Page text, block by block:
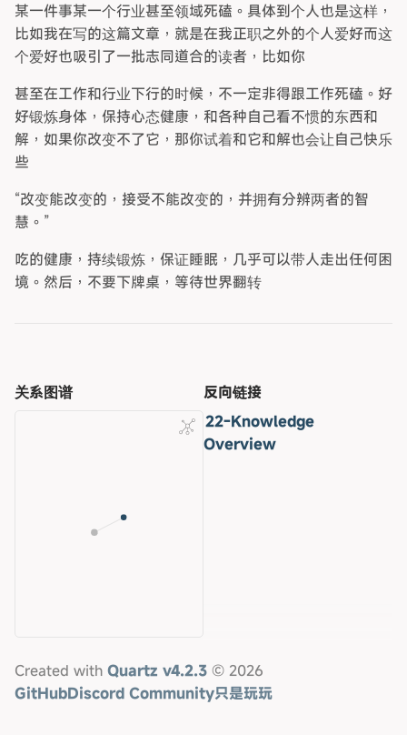
某一件事某一个行业甚至领域死磕。具体到个人也是这样，
比如我在写的这篇文章，就是在我正职之外的个人爱好而这
个爱好也吸引了一批志同道合的读者，比如你
甚至在工作和行业下行的时候，不一定非得跟工作死磕。好
好锻炼身体，保持心态健康，和各种自己看不惯的东西和
解，如果你改变不了它，那你试着和它和解也会让自己快乐
些
“改变能改变的，接受不能改变的，并拥有分辨两者的智
慧。”
吃的健康，持续锻炼，保证睡眠，几乎可以带人走出任何困
境。然后，不要下牌桌，等待世界翻转
关系图谱
反向链接
22-Knowledge
Overview
Created with Quartz v4.2.3 © 2026
GitHubDiscord Community只是玩玩